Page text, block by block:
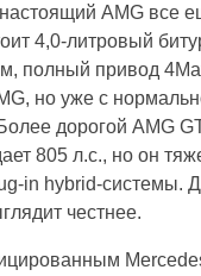
AMG все
4,0-литровый
полный привод
но уже с
дорогой AMG
805 л.с., но он
in hybrid-системы.
честнее.